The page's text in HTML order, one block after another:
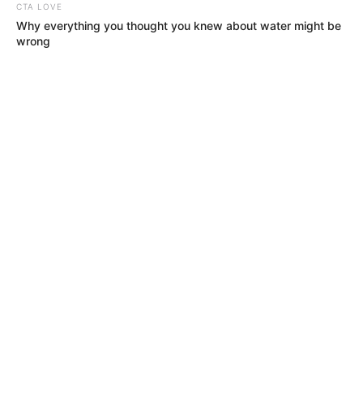
CTA LOVE
Why everything you thought you knew about water might be
wrong